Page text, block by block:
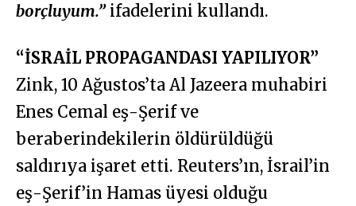
borçluyum.”ifadelerini kullandı.
“İSRAİL PROPAGANDASI YAPILIYOR”
Zink, 10 Ağustos’ta Al Jazeera muhabiri
Enes Cemal eş-Şerif ve
beraberindekilerin öldürüldüğü
saldırıya işaret etti. Reuters’ın, İsrail’in
eş-Şerif’in Hamas üyesi olduğu